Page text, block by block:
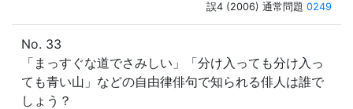
誤4 (2006) 通常問題 0249
No. 33
「まっすぐな道でさみしい」「分け入っても分け入っ
ても青い山」などの自由律俳句で知られる俳人は誰で
しょう？